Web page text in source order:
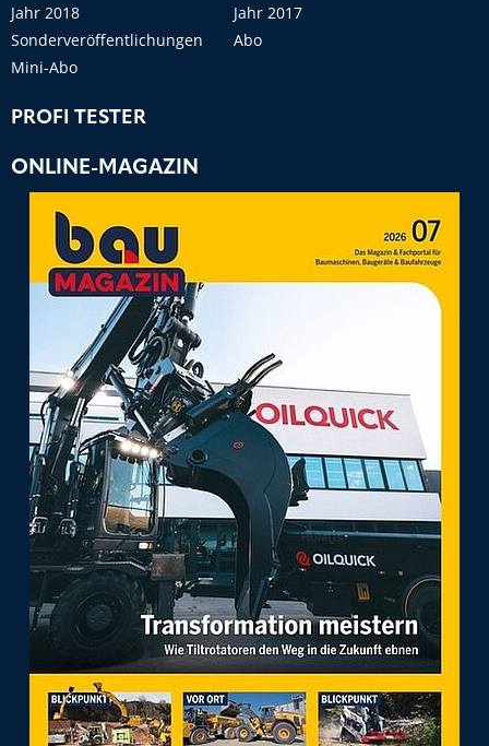
Jahr 2018
Jahr 2017
Sonderveröffentlichungen
Abo
Mini-Abo
PROFI TESTER
ONLINE-MAGAZIN